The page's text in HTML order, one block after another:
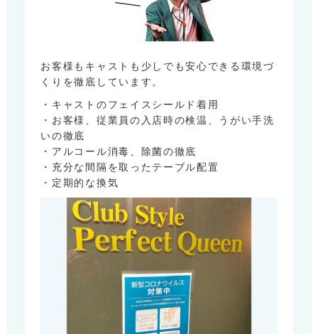
お客様もキャストも少しでも安心できる環境づ
くりを徹底しています。
・キャストのフェイスシールド着用
・お客様、従業員の入店時の検温、うがい手洗
いの徹底
・アルコール消毒、除菌の徹底
・充分な間隔を取ったテーブル配置
・定期的な換気